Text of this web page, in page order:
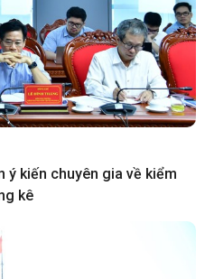
ý kiến chuyên gia về kiểm
kê